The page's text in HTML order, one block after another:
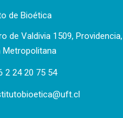
de Bioética
de Valdivia 1509, Providencia,
Metropolitana
2 24 20 75 54